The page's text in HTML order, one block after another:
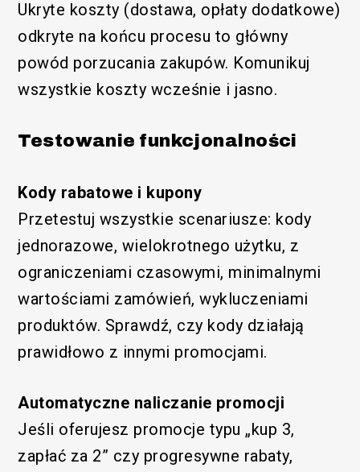
Ukryte koszty (dostawa, opłaty dodatkowe)
odkryte na końcu procesu to główny
powód porzucania zakupów. Komunikuj
wszystkie koszty wcześnie i jasno.
Testowanie funkcjonalności
Kody rabatowe i kupony
Przetestuj wszystkie scenariusze: kody
jednorazowe, wielokrotnego użytku, z
ograniczeniami czasowymi, minimalnymi
wartościami zamówień, wykluczeniami
produktów. Sprawdź, czy kody działają
prawidłowo z innymi promocjami.
Automatyczne naliczanie promocji
Jeśli oferujesz promocje typu „kup 3,
zapłać za 2” czy progresywne rabaty,